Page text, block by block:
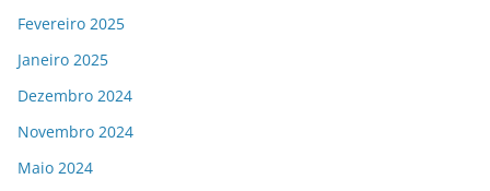
Fevereiro 2025
Janeiro 2025
Dezembro 2024
Novembro 2024
Maio 2024